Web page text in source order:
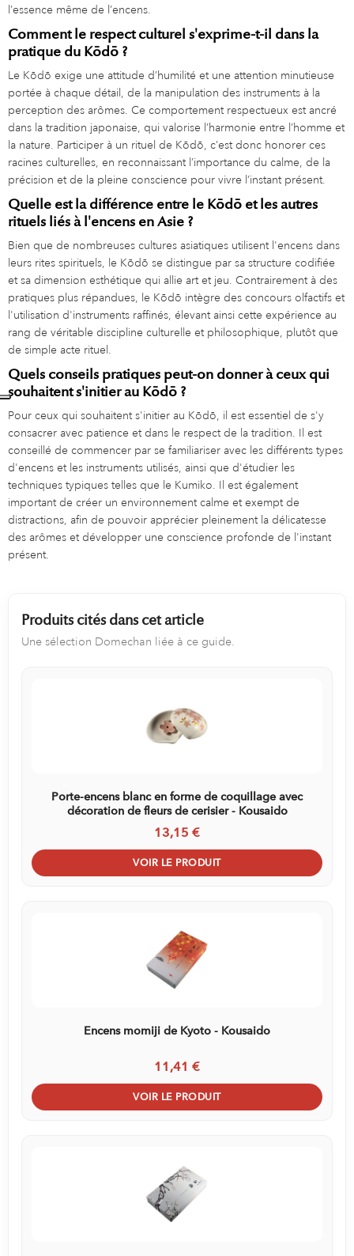
l’essence même de l’encens.
Comment le respect culturel s'exprime-t-il dans la
pratique du Kōdō ?
Le Kōdō exige une attitude d’humilité et une attention minutieuse
portée à chaque détail, de la manipulation des instruments à la
perception des arômes. Ce comportement respectueux est ancré
dans la tradition japonaise, qui valorise l’harmonie entre l’homme et
la nature. Participer à un rituel de Kōdō, c’est donc honorer ces
racines culturelles, en reconnaissant l’importance du calme, de la
précision et de la pleine conscience pour vivre l’instant présent.
Quelle est la différence entre le Kōdō et les autres
rituels liés à l'encens en Asie ?
Bien que de nombreuses cultures asiatiques utilisent l'encens dans
leurs rites spirituels, le Kōdō se distingue par sa structure codifiée
et sa dimension esthétique qui allie art et jeu. Contrairement à des
pratiques plus répandues, le Kōdō intègre des concours olfactifs et
l'utilisation d'instruments raffinés, élevant ainsi cette expérience au
rang de véritable discipline culturelle et philosophique, plutôt que
de simple acte rituel.
Quels conseils pratiques peut-on donner à ceux qui
souhaitent s'initier au Kōdō ?
Pour ceux qui souhaitent s'initier au Kōdō, il est essentiel de s'y
consacrer avec patience et dans le respect de la tradition. Il est
conseillé de commencer par se familiariser avec les différents types
d'encens et les instruments utilisés, ainsi que d'étudier les
techniques typiques telles que le Kumiko. Il est également
important de créer un environnement calme et exempt de
distractions, afin de pouvoir apprécier pleinement la délicatesse
des arômes et développer une conscience profonde de l'instant
présent.
Produits cités dans cet article
Une sélection Domechan liée à ce guide.
Porte-encens blanc en forme de coquillage avec
décoration de fleurs de cerisier - Kousaido
13,15 €
VOIR LE PRODUIT
Encens momiji de Kyoto - Kousaido
11,41 €
VOIR LE PRODUIT